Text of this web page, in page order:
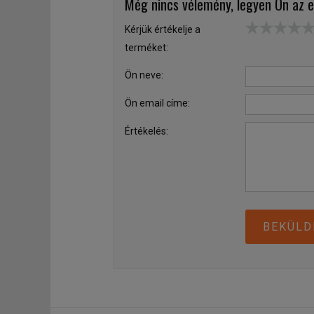
Még nincs vélemény, legyen Ön az
Kérjük értékelje a
terméket:
Ön neve:
Ön email címe:
Értékelés: